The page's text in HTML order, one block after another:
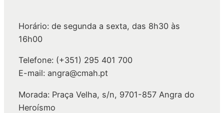
Horário: de segunda a sexta, das 8h30 às
16h00
Telefone: (+351) 295 401 700
E-mail: angra@cmah.pt
Morada: Praça Velha, s/n, 9701-857 Angra do
Heroísmo